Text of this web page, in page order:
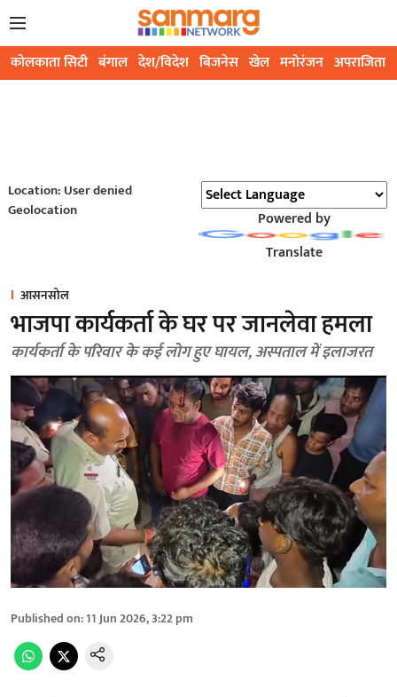
कोलकाता सिटी बंगाल देश/विदेश बिजनेस खेल मनोरंजन अपराजिता
Location: User denied
Geolocation
Powered by
Translate
आसनसोल
भाजपा कार्यकर्ता के घर पर जानलेवा हमला
कार्यकर्ता के परिवार के कई लोग हुए घायल, अस्पताल में इलाजरत
Published on:11 Jun 2026, 3:22 pm